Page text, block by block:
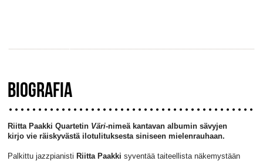
BIOGRAFIA
Riitta Paakki Quartetin Väri-nimeä kantavan albumin sävyjen
kirjo vie räiskyvästä ilotulituksesta siniseen mielenrauhaan.
Palkittu jazzpianisti Riitta Paakki syventää taiteellista näkemystään